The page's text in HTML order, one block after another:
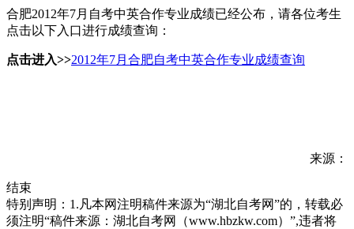
合肥2012年7月自考中英合作专业成绩已经公布，请各位考生
点击以下入口进行成绩查询：
点击进入>>2012年7月合肥自考中英合作专业成绩查询
来源：
结束
特别声明：1.凡本网注明稿件来源为“湖北自考网”的，转载必
须注明“稿件来源：湖北自考网（www.hbzkw.com）”,违者将